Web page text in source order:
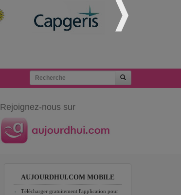
Rejoignez-nous sur
AUJOURDHUI.COM MOBILE
Télécharger gratuitement l'application pour